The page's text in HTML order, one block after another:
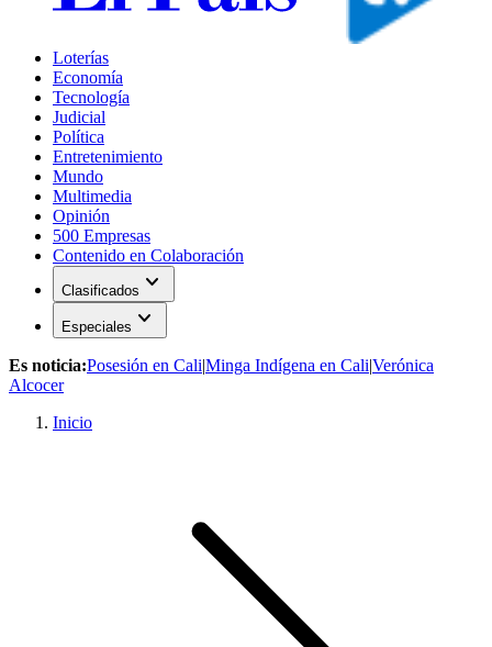
Loterías
Economía
Tecnología
Judicial
Política
Entretenimiento
Mundo
Multimedia
Opinión
500 Empresas
Contenido en Colaboración
Clasificados expand_more
Especiales expand_more
Es noticia:Posesión en Cali|Minga Indígena en Cali|Verónica
Alcocer
Inicio